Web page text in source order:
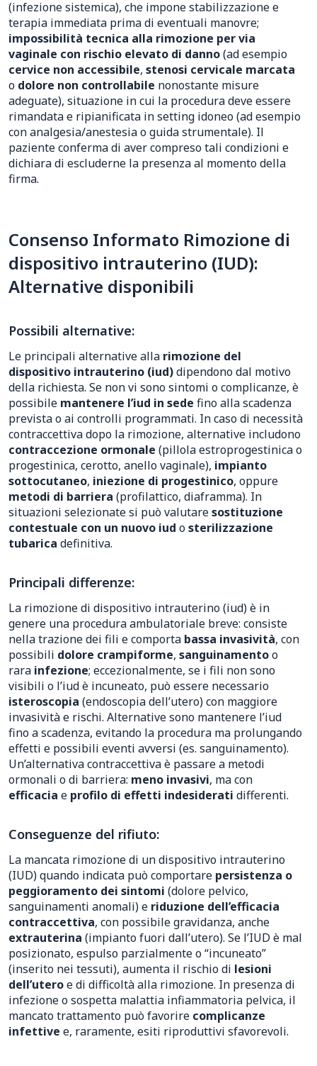
(infezione sistemica), che impone stabilizzazione e
terapia immediata prima di eventuali manovre;
impossibilità tecnica alla rimozione per via
vaginale con rischio elevato di danno(ad esempio
cervice non accessibile, stenosi cervicale marcata
o dolore non controllabile nonostante misure
adeguate), situazione in cui la procedura deve essere
rimandata e ripianificata in setting idoneo (ad esempio
con analgesia/anestesia o guida strumentale). Il
paziente conferma di aver compreso tali condizioni e
dichiara di escluderne la presenza al momento della
firma.
Consenso Informato Rimozione di
dispositivo intrauterino (IUD):
Alternative disponibili
Possibili alternative:
Le principali alternative alla rimozione del
dispositivo intrauterino (iud)dipendono dal motivo
della richiesta. Se non vi sono sintomi o complicanze, è
possibile mantenere l’iud in sede fino alla scadenza
prevista o ai controlli programmati. In caso di necessità
contraccettiva dopo la rimozione, alternative includono
contraccezione ormonale (pillola estroprogestinica o
progestinica, cerotto, anello vaginale), impianto
sottocutaneo, iniezione di progestinico, oppure
metodi di barriera (profilattico, diaframma). In
situazioni selezionate si può valutaresostituzione
contestuale con un nuovo iud osterilizzazione
tubarica definitiva.
Principali differenze:
La rimozione di dispositivo intrauterino (iud) è in
genere una procedura ambulatoriale breve: consiste
nella trazione dei fili e comporta bassa invasività, con
possibili dolore crampiforme, sanguinamentoo
rara infezione; eccezionalmente, se i fili non sono
visibili o l’iud è incuneato, può essere necessario
isteroscopia (endoscopia dell’utero) con maggiore
invasività e rischi. Alternative sono mantenere l’iud
fino a scadenza, evitando la procedura ma prolungando
effetti e possibili eventi avversi (es. sanguinamento).
Un’alternativa contraccettiva è passare a metodi
ormonali o di barriera: meno invasivi, ma con
efficacia e profilo di effetti indesiderati differenti.
Conseguenze del rifiuto:
La mancata rimozione di un dispositivo intrauterino
(IUD) quando indicata può comportare persistenza o
peggioramento dei sintomi (dolore pelvico,
sanguinamenti anomali) e riduzione dell’efficacia
contraccettiva, con possibile gravidanza, anche
extrauterina (impianto fuori dall’utero). Se l’IUD è mal
posizionato, espulso parzialmente o “incuneato”
(inserito nei tessuti), aumenta il rischio di lesioni
dell’uteroe di difficoltà alla rimozione. In presenza di
infezione o sospetta malattia infiammatoria pelvica, il
mancato trattamento può favorire complicanze
infettive e, raramente, esiti riproduttivi sfavorevoli.